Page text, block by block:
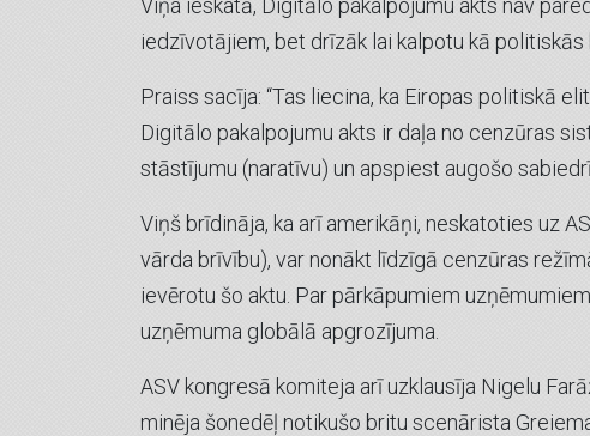
iedzīvotājiem, bet drīzāk lai kalpotu kā politiskās
Praiss sacīja: “Tas liecina, ka Eiropas politiskā
Digitālo pakalpojumu akts ir daļa no cenzūras
stāstījumu (naratīvu) un apspiest augošo
Viņš brīdināja, ka arī amerikāņi, neskatoties uz
vārda brīvību), var nonākt līdzīgā cenzūras
ievērotu šo aktu. Par pārkāpumiem
uzņēmuma globālā apgrozījuma.
ASV kongresā komiteja arī uzklausīja Nigelu
minēja šonedēļ notikušo britu scenārista